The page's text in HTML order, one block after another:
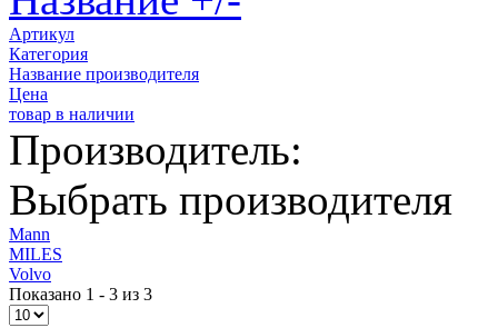
Артикул
Категория
Название производителя
Цена
товар в наличии
Производитель:
Выбрать производителя
Mann
MILES
Volvo
Показано 1 - 3 из 3